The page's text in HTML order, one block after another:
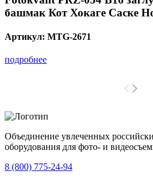
башмак Кот Хокаге Саске
Артикул: MTG-2671
подробнее
Объединение увлеченных
оборудования для фото- и
8 (800) 775-24-94